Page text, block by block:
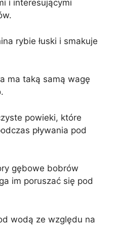
i interesującymi
rybie łuski i smakuje
ma taką samą wagę
powieki, które
pływania pod
gębowe bobrów
im poruszać się pod
wodą ze względu na